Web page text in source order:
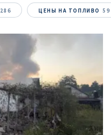
286 ЦЕНЫ НА ТОПЛИВО 59